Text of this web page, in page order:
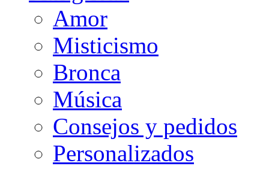
Amor
Misticismo
Bronca
Música
Consejos y pedidos
Personalizados